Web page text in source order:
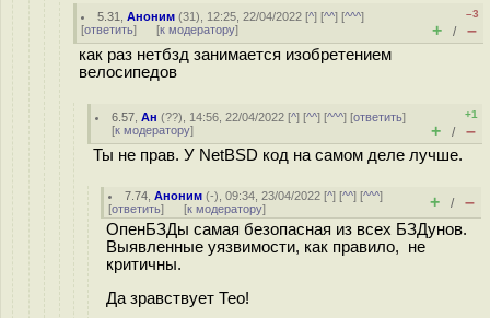
5.31 ,Аноним (31), 12:25, 22/04/2022 [^] [^^] [^^^]
[ответить] [к модератору]
–3
+ / –
как раз нетбзд занимается изобретением
велосипедов
6.57 ,Ан (??), 14:56, 22/04/2022 [^] [^^] [^^^] [ответить]
[к модератору]
+1
+ / –
Ты не прав. У NetBSD код на самом деле лучше.
7.74 ,Аноним (-), 09:34, 23/04/2022 [^] [^^] [^^^]
[ответить] [к модератору] + / –
ОпенБЗДы самая безопасная из всех БЗДунов.
Выявленные уязвимости, как правило, не
критичны.
Да зравствует Тео!